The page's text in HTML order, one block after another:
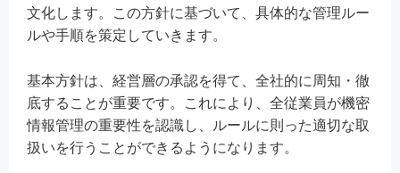
文化します。この方針に基づいて、具体的な管理ルー
ルや手順を策定していきます。
基本方針は、経営層の承認を得て、全社的に周知・徹
底することが重要です。これにより、全従業員が機密
情報管理の重要性を認識し、ルールに則った適切な取
扱いを行うことができるようになります。